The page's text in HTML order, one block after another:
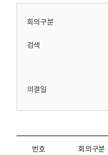
회
회의구분
검색
의결일
번호 회의구분